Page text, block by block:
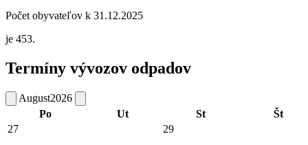
Počet obyvateľov k 31.12.2025
je 453.
Termíny vývozov odpadov
August2026
Po
Ut St
Št
27
29